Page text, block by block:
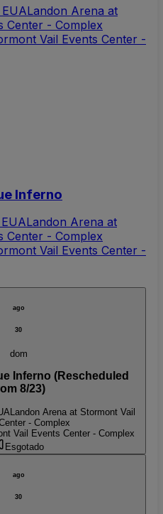
Landon Arena at
Center - Complex
Vail Events Center -
Inferno
Landon Arena at
Center - Complex
Vail Events Center -
ago
30
dom
Inferno (Rescheduled
8/23)
Landon Arena at Stormont Vail
- Complex
Vail Events Center - Complex
Esgotado
ago
30